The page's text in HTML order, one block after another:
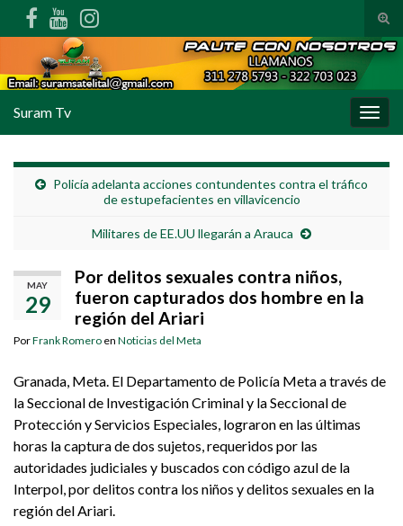
Suram Tv
Policía adelanta acciones contundentes contra el tráfico
de estupefacientes en villavicencio
Militares de EE.UU llegarán a Arauca
MAY
29
Por delitos sexuales contra niños,
fueron capturados dos hombre en la
región del Ariari
PorFrank Romero en Noticias del Meta
Granada, Meta. El Departamento de Policía Meta a través de
la Seccional de Investigación Criminal y la Seccional de
Protección y Servicios Especiales, lograron en las últimas
horas la captura de dos sujetos, requeridos por las
autoridades judiciales y buscados con código azul de la
Interpol, por delitos contra los niños y delitos sexuales en la
región del Ariari.